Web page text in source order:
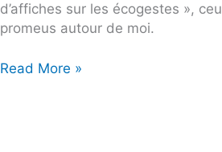
d’affiches sur les écogestes »,
promeus autour de moi.
Read More »